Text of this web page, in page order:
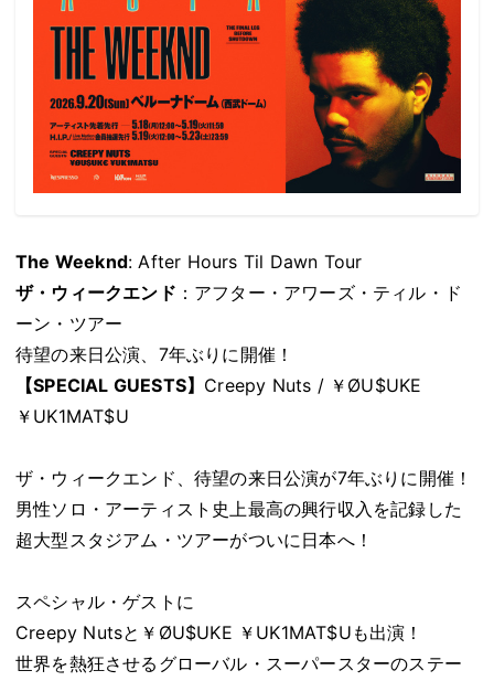
The Weeknd: After Hours Til Dawn Tour
ザ・ウィークエンド ：アフター・アワーズ・ティル・ド
ーン・ツアー
待望の来日公演、7年ぶりに開催！
【SPECIAL GUESTS】 Creepy Nuts / ￥ØU$UKE
￥UK1MAT$U
ザ・ウィークエンド、待望の来日公演が7年ぶりに開催！
男性ソロ・アーティスト史上最高の興行収入を記録した
超大型スタジアム・ツアーがついに日本へ！
スペシャル・ゲストに
Creepy Nutsと￥ØU$UKE ￥UK1MAT$Uも出演！
世界を熱狂させるグローバル・スーパースターのステー